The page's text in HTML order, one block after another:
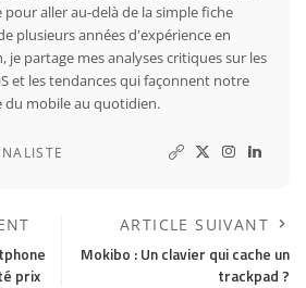
aller au-delà de la simple fiche
plusieurs années d'expérience en
je partage mes analyses critiques sur les
et les tendances qui façonnent notre
du mobile au quotidien.
prix
ARTICLE SUIVANT
Mokibo : Un clavier qui cache un
trackpad ?